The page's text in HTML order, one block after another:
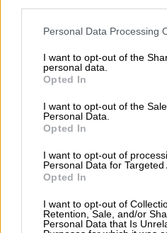
Please note that this website/
not limited to your visit or usage
grant or deny consent to
use your data for below
consent section.
Personal Data Processing
I want to opt-out of the
personal data.
Opted In
I want to opt-out of the
Personal Data.
Opted In
I want to opt-out of
Personal Data for Targeted
Opted In
I want to opt-out of
Retention, Sale, and/or
Personal Data that Is
«Αναστενάζει» η
«λουκέτο» σε 204
«μαύρη τρύπα» και ο
ταχυδρόμος
προκαλεί έντονες
περιφέρεια λόγω